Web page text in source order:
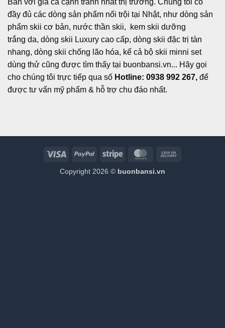
đầy đủ các dòng sản phẩm nổi trội tại Nhật, như dòng sản
phẩm skii cơ bản, nước thần skii, kem skii dưỡng
trắng da, dòng skii Luxury cao cấp, dòng skii đặc trị tàn
nhang, dòng skii chống lão hóa, kể cả bộ skii minni set
dùng thử cũng được tìm thấy tại buonbansi.vn... Hãy gọi
cho chúng tôi trực tiếp qua số Hotline: 0938 992 267, để
được tư vấn mỹ phẩm & hỗ trợ chu đáo nhất.
Visa PayPal Stripe MasterCard
Copyright 2026 © buonbansi.vn